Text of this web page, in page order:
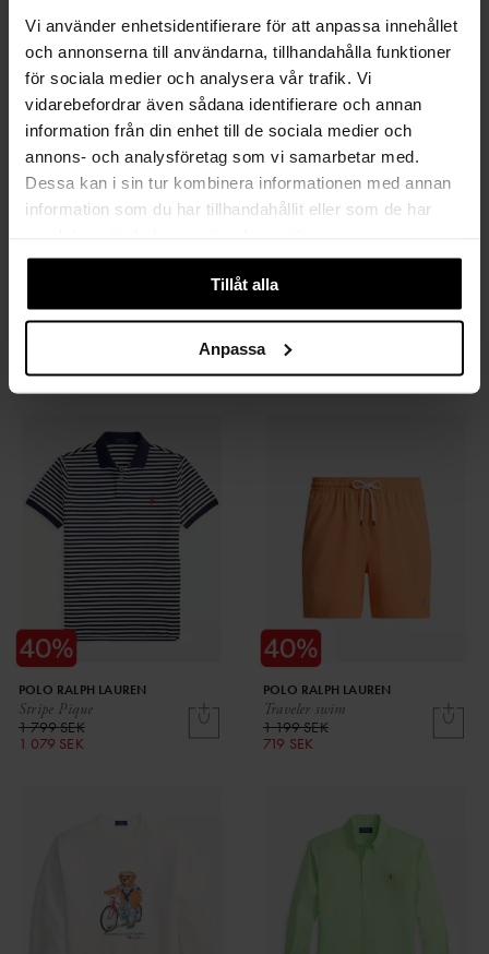
Vi använder enhetsidentifierare för att anpassa innehållet
och annonserna till användarna, tillhandahålla funktioner
för sociala medier och analysera vår trafik. Vi
vidarebefordrar även sådana identifierare och annan
information från din enhet till de sociala medier och
annons- och analysföretag som vi samarbetar med.
Dessa kan i sin tur kombinera informationen med annan
information som du har tillhandahållit eller som de har
Tillåt alla
Anpassa
POLO RALPH LAUREN
1 319 SEK
Custom fit oxford
POLO RALPH LAUREN
Stripe Pique
POLO RALPH LAUREN
1 799 SEK
1 079 SEK
Traveler swim
POLO RALPH LAUREN
1 199 SEK
719 SEK